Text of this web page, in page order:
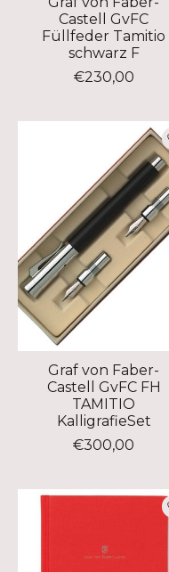
Castell GvFC
Füllfeder Tamitio
schwarz F
€230,00
Graf von Faber-
Castell GvFC FH
TAMITIO
KalligrafieSet
€300,00